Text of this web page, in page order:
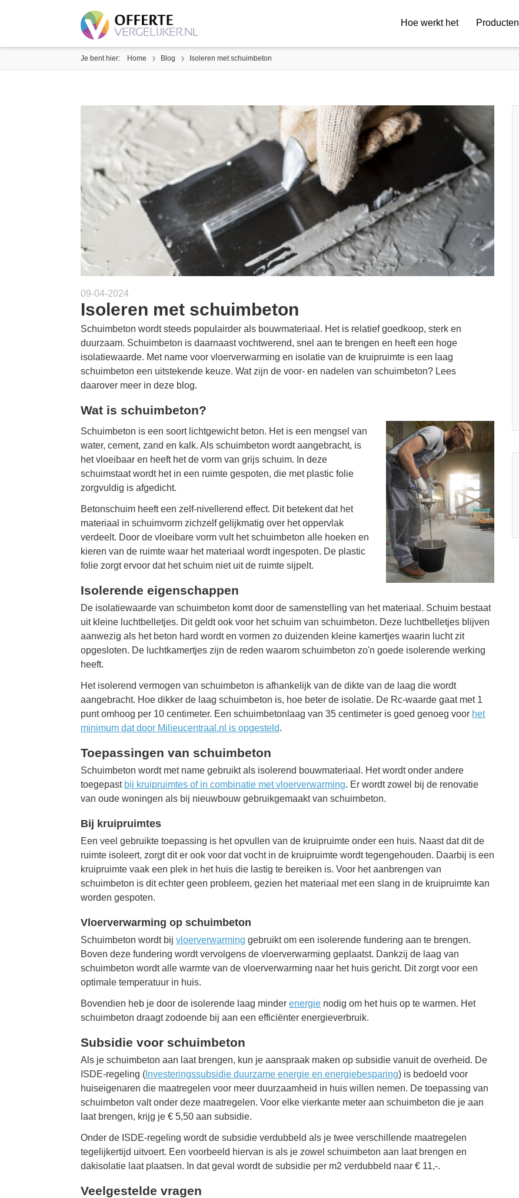
Hoe werkt het Producten
Je bent hier: Home Blog Isoleren met schuimbeton
09-04-2024
Isoleren met schuimbeton
Schuimbeton wordt steeds populairder als bouwmateriaal. Het is relatief goedkoop, sterk en
duurzaam. Schuimbeton is daarnaast vochtwerend, snel aan te brengen en heeft een hoge
isolatiewaarde. Met name voor vloerverwarming en isolatie van de kruipruimte is een laag
schuimbeton een uitstekende keuze. Wat zijn de voor- en nadelen van schuimbeton? Lees
daarover meer in deze blog.
Wat is schuimbeton?
Schuimbeton is een soort lichtgewicht beton. Het is een mengsel van
water, cement, zand en kalk. Als schuimbeton wordt aangebracht, is
het vloeibaar en heeft het de vorm van grijs schuim. In deze
schuimstaat wordt het in een ruimte gespoten, die met plastic folie
zorgvuldig is afgedicht.
Betonschuim heeft een zelf-nivellerend effect. Dit betekent dat het
materiaal in schuimvorm zichzelf gelijkmatig over het oppervlak
verdeelt. Door de vloeibare vorm vult het schuimbeton alle hoeken en
kieren van de ruimte waar het materiaal wordt ingespoten. De plastic
folie zorgt ervoor dat het schuim niet uit de ruimte sijpelt.
Isolerende eigenschappen
De isolatiewaarde van schuimbeton komt door de samenstelling van het materiaal. Schuim bestaat
uit kleine luchtbelletjes. Dit geldt ook voor het schuim van schuimbeton. Deze luchtbelletjes blijven
aanwezig als het beton hard wordt en vormen zo duizenden kleine kamertjes waarin lucht zit
opgesloten. De luchtkamertjes zijn de reden waarom schuimbeton zo'n goede isolerende werking
heeft.
Het isolerend vermogen van schuimbeton is afhankelijk van de dikte van de laag die wordt
aangebracht. Hoe dikker de laag schuimbeton is, hoe beter de isolatie. De Rc-waarde gaat met 1
punt omhoog per 10 centimeter. Een schuimbetonlaag van 35 centimeter is goed genoeg voor het
minimum dat door Milieucentraal.nl is opgesteld.
Toepassingen van schuimbeton
Schuimbeton wordt met name gebruikt als isolerend bouwmateriaal. Het wordt onder andere
toegepast bij kruipruimtes of in combinatie met vloerverwarming. Er wordt zowel bij de renovatie
van oude woningen als bij nieuwbouw gebruikgemaakt van schuimbeton.
Bij kruipruimtes
Een veel gebruikte toepassing is het opvullen van de kruipruimte onder een huis. Naast dat dit de
ruimte isoleert, zorgt dit er ook voor dat vocht in de kruipruimte wordt tegengehouden. Daarbij is een
kruipruimte vaak een plek in het huis die lastig te bereiken is. Voor het aanbrengen van
schuimbeton is dit echter geen probleem, gezien het materiaal met een slang in de kruipruimte kan
worden gespoten.
Vloerverwarming op schuimbeton
Schuimbeton wordt bij vloerverwarming gebruikt om een isolerende fundering aan te brengen.
Boven deze fundering wordt vervolgens de vloerverwarming geplaatst. Dankzij de laag van
schuimbeton wordt alle warmte van de vloerverwarming naar het huis gericht. Dit zorgt voor een
optimale temperatuur in huis.
Bovendien heb je door de isolerende laag minder energie nodig om het huis op te warmen. Het
schuimbeton draagt zodoende bij aan een efficiënter energieverbruik.
Subsidie voor schuimbeton
Als je schuimbeton aan laat brengen, kun je aanspraak maken op subsidie vanuit de overheid. De
ISDE-regeling ( Investeringssubsidie duurzame energie en energiebesparing) is bedoeld voor
huiseigenaren die maatregelen voor meer duurzaamheid in huis willen nemen. De toepassing van
schuimbeton valt onder deze maatregelen. Voor elke vierkante meter aan schuimbeton die je aan
laat brengen, krijg je € 5,50 aan subsidie.
Onder de ISDE-regeling wordt de subsidie verdubbeld als je twee verschillende maatregelen
tegelijkertijd uitvoert. Een voorbeeld hiervan is als je zowel schuimbeton aan laat brengen en
dakisolatie laat plaatsen. In dat geval wordt de subsidie per m2 verdubbeld naar € 11,-.
Veelgestelde vragen